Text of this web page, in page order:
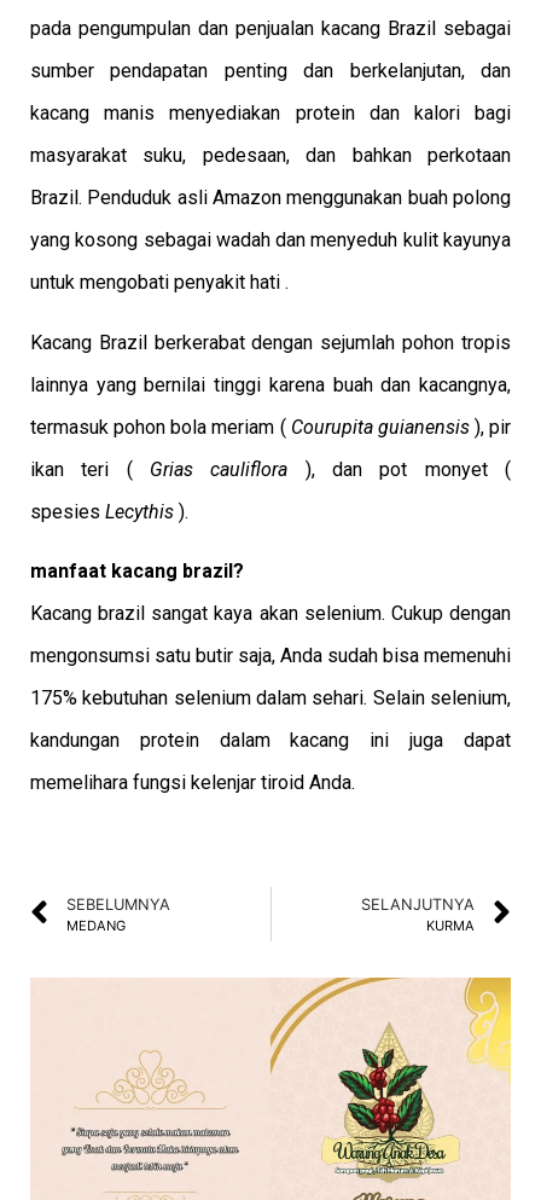
pada pengumpulan dan penjualan kacang Brazil sebagai
sumber pendapatan penting dan berkelanjutan, dan
kacang manis menyediakan protein dan kalori bagi
masyarakat suku, pedesaan, dan bahkan perkotaan
Brazil. Penduduk asli Amazon menggunakan buah polong
yang kosong sebagai wadah dan menyeduh kulit kayunya
untuk mengobati penyakit hati .
Kacang Brazil berkerabat dengan sejumlah pohon tropis
lainnya yang bernilai tinggi karena buah dan kacangnya,
termasuk pohon bola meriam ( Courupita guianensis), pir
ikan teri ( Grias cauliflora ), dan pot monyet (
spesies Lecythis ).
manfaat kacang brazil?
Kacang brazil sangat kaya akan selenium. Cukup dengan
mengonsumsi satu butir saja, Anda sudah bisa memenuhi
175% kebutuhan selenium dalam sehari. Selain selenium,
kandungan protein dalam kacang ini juga dapat
memelihara fungsi kelenjar tiroid Anda.
SEBELUMNYA
MEDANG
SELANJUTNYA
KURMA